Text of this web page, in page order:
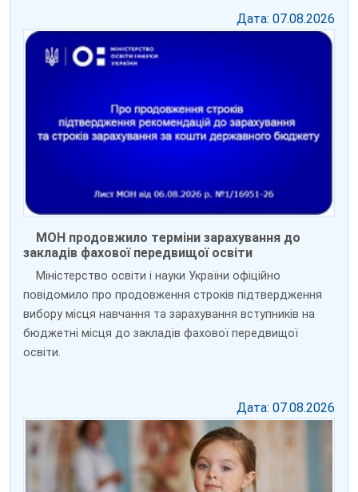
Дата: 07.08.2026
МОН продовжило терміни зарахування до
закладів фахової передвищої освіти
Міністерство освіти і науки України офіційно
повідомило про продовження строків підтвердження
вибору місця навчання та зарахування вступників на
бюджетні місця до закладів фахової передвищої
освіти.
Дата: 07.08.2026